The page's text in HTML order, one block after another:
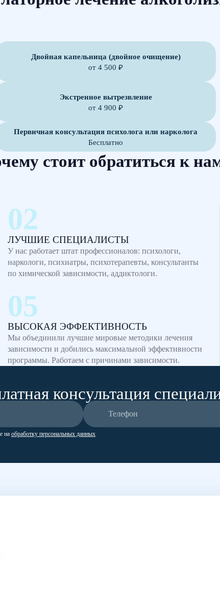
Двойная капельница (двойное очищение)
от 4 500 ₽
Экстренное вытрезвление
от 4 900 ₽
Первичная консультация психолога или нарколога
Бесплатно
стоит обратиться к
ЛУЧШИЕ СПЕЦИАЛИСТЫ
У нас работает штат профессионалов: психологи,
наркологи, психиатры, психотерапевты, консультанты
по химической зависимости, аддиктологи.
ВЫСОКАЯ ЭФФЕКТИВНОСТЬ
Мы объединили лучшие мировые методики лечения
зависимости и добились максимальной эффективности
программы. Работаем с причинами зависимости.
консультация
на обработку персональных данных